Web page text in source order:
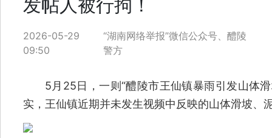
发帖人被行拘！
2026-05-29
09:50
“湖南网络举报”微信公众号、醴陵
警方
5月25日，一则“醴陵市王仙镇暴雨引发山体滑
实，王仙镇近期并未发生视频中反映的山体滑坡、